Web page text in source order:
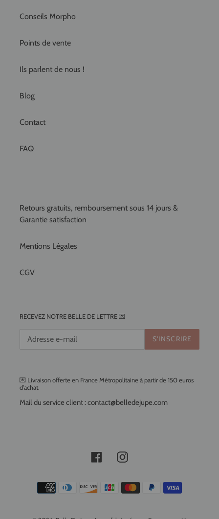
Conseils Morpho
Points de vente
Ils parlent de nous !
Blog
Contact
FAQ
Retours gratuits, remboursement sous 14 jours &
Garantie satisfaction
Mentions Légales
CGV
RECEVEZ NOTRE BELLE DE LETTRE 💌
S'INSCRIRE
💌 Livraison offerte en France Métropolitaine à partir de 150 euros
d'achat.
Mail du service client : contact@belledejupe.com
FacebookInstagram
Moyens
de